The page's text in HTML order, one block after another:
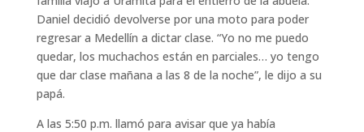
Daniel decidió devolverse por una moto para poder
regresar a Medellín a dictar clase. “Yo no me puedo
quedar, los muchachos están en parciales… yo tengo
que dar clase mañana a las 8 de la noche”, le dijo a su
papá.
A las 5:50 p.m. llamó para avisar que ya había